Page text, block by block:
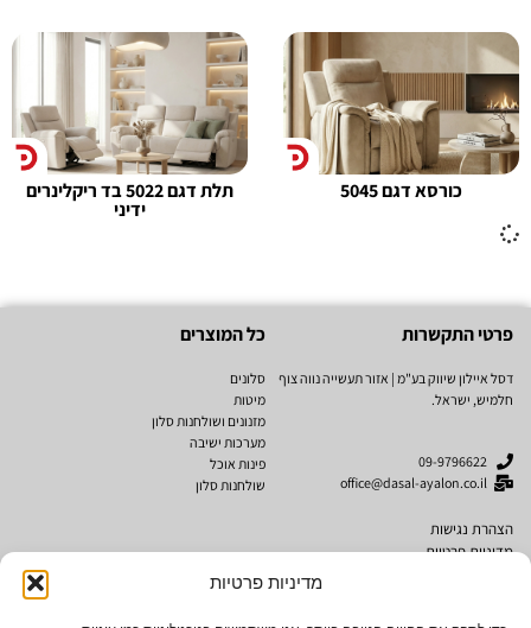
מדיניות פרטיות
כורסא דגם 5045 תלת דגם 5022 בד ריקלינרים
ידיני
פרטי התקשרות
דסל איילון שיווק בע"מ | אזור תעשייה נווה צוף
חלמיש, ישראל.
09-9796622
office@dasal-ayalon.co.il
הצהרת נגישות
מדיניות פרטיות
כל המוצרים
סלונים
מיטות
מזנונים ושולחנות סלון
מערכות ישיבה
פינות אוכל
שולחנות סלון